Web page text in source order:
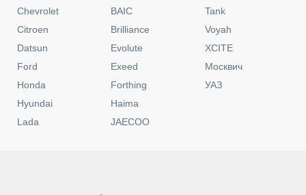
Chevrolet
Citroen
Datsun
Ford
Honda
Hyundai
Lada
BAIC
Brilliance
Evolute
Exeed
Forthing
Haima
JAECOO
Tank
Voyah
XCITE
Москвич
УАЗ